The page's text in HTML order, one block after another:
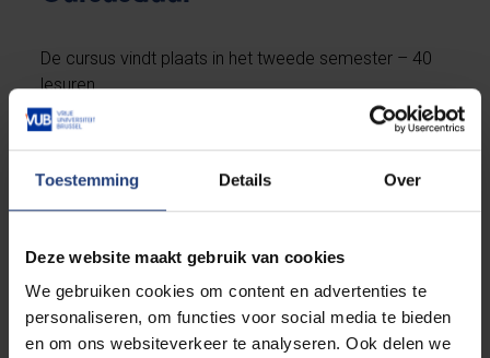
Toestemming Details Over
Deze website maakt gebruik van cookies
We gebruiken cookies om content en advertenties te
personaliseren, om functies voor social media te bieden
en om ons websiteverkeer te analyseren. Ook delen we
De cursus vindt plaats in het tweede semester – 40
lesuren.
INSCHRIJVINGSVOORWAARDEN
Schrijf in voor 19 februari 2022. Het
inschrijvingsformulier staat onderaan deze pagina.
Dit is een A2 cursus. Er is een beperkte voorkennis